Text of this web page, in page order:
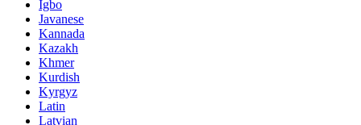
Igbo
Javanese
Kannada
Kazakh
Khmer
Kurdish
Kyrgyz
Latin
Latvian